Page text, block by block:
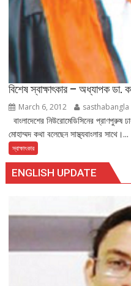
বিশেষ স্বাক্ষাৎকার – অধ্যাপক ডা.
March 6, 2012 sasthabangla
বাংলাদেশের নিউরোমেডিসিনের প্রাণপুরুষ
মোহাম্মদ কথা বলেছেন সাস্থ্যবাংলার সাথে।...
স্বাক্ষাৎকার
ENGLISH UPDATE